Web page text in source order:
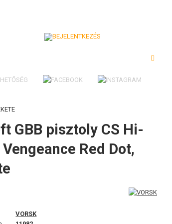
GBB pisztoly CS Hi-
Red Dot,
VORSK